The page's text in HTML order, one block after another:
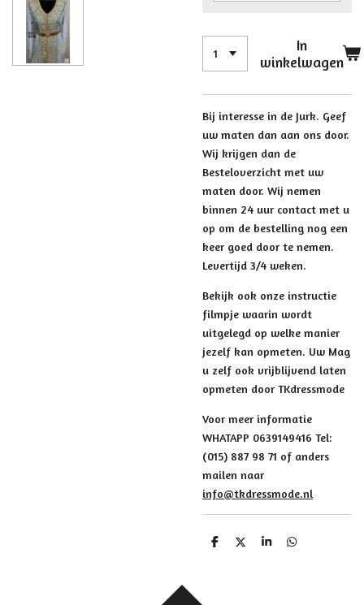
In
winkelwagen
Bij interesse in de Jurk. Geef
uw maten dan aan ons door.
Wij krijgen dan de
Besteloverzicht met uw
maten door. Wij nemen
binnen 24 uur contact met u
op om de bestelling nog een
keer goed door te nemen.
Levertijd 3/4 weken.
Bekijk ook onze instructie
filmpje waarin wordt
uitgelegd op welke manier
jezelf kan opmeten. Uw Mag
u zelf ook vrijblijvend laten
opmeten door TKdressmode
Voor meer informatie
WHATAPP 0639149416 Tel:
(015) 887 98 71 of anders
mailen naar
info@tkdressmode.nl
D
D
S
D